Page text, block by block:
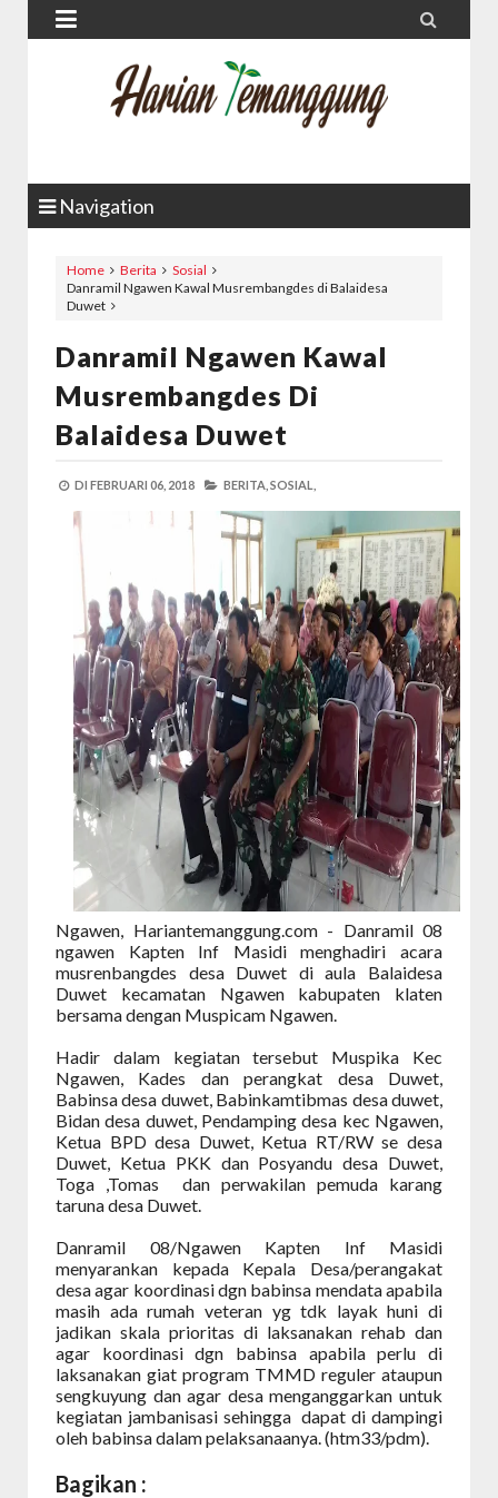
 
Navigation
Home Berita
Sosial
Danramil Ngawen Kawal Musrembangdes di Balaidesa
Duwet
Danramil Ngawen Kawal
Musrembangdes Di
Balaidesa Duwet
DI FEBRUARI 06, 2018 BERITA, SOSIAL,
Ngawen, Hariantemanggung.com - Danramil 08
ngawen Kapten Inf Masidi menghadiri acara
musrenbangdes desa Duwet di aula Balaidesa
Duwet kecamatan Ngawen kabupaten klaten
bersama dengan Muspicam Ngawen.
Hadir dalam kegiatan tersebut Muspika Kec
Ngawen, Kades dan perangkat desa Duwet,
Babinsa desa duwet, Babinkamtibmas desa duwet,
Bidan desa duwet, Pendamping desa kec Ngawen,
Ketua BPD desa Duwet, Ketua RT/RW se desa
Duwet, Ketua PKK dan Posyandu desa Duwet,
Toga ,Tomas dan perwakilan pemuda karang
taruna desa Duwet.
Danramil 08/Ngawen Kapten Inf Masidi
menyarankan kepada Kepala Desa/perangakat
desa agar koordinasi dgn babinsa mendata apabila
masih ada rumah veteran yg tdk layak huni di
jadikan skala prioritas di laksanakan rehab dan
agar koordinasi dgn babinsa apabila perlu di
laksanakan giat program TMMD reguler ataupun
sengkuyung dan agar desa menganggarkan untuk
kegiatan jambanisasi sehingga dapat di dampingi
oleh babinsa dalam pelaksanaanya. (htm33/pdm).
Bagikan :